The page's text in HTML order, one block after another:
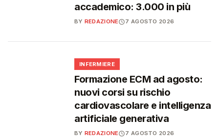
accademico: 3.000 in più
BY REDAZIONE 7 AGOSTO 2026
INFERMIERE
Formazione ECM ad agosto:
nuovi corsi su rischio
cardiovascolare e intelligenza
artificiale generativa
BY REDAZIONE 7 AGOSTO 2026